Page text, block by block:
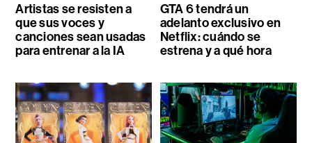
Artistas se resisten a
que sus voces y
canciones sean usadas
para entrenar a la IA
GTA 6 tendrá un
adelanto exclusivo en
Netflix: cuándo se
estrena y a qué hora